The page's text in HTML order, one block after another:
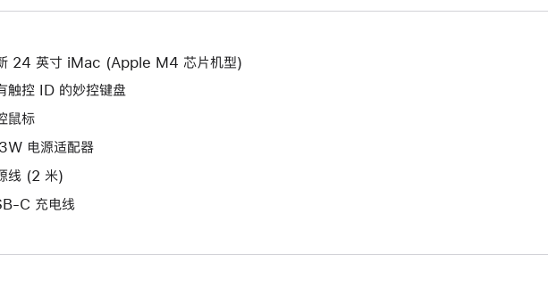
新
窗
开
的
24 英寸 iMac (Apple M4 芯片机型)
触控 ID 的妙控键盘
鼠标
电源适配器
线 (2 米)
C 充电线